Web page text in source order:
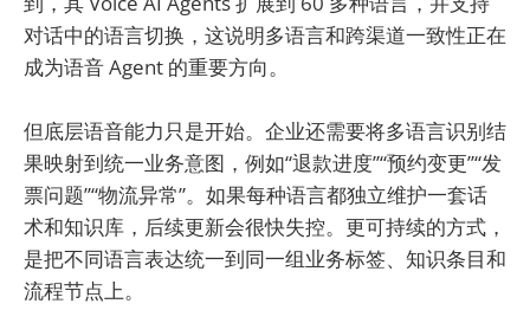
对话中的语言切换，这说明多语言和跨渠道一致性正在
成为语音 Agent 的重要方向。
但底层语音能力只是开始。企业还需要将多语言识别结
果映射到统一业务意图，例如“退款进度”“预约变更”“发
票问题”“物流异常”。如果每种语言都独立维护一套话
术和知识库，后续更新会很快失控。更可持续的方式，
是把不同语言表达统一到同一组业务标签、知识条目和
流程节点上。